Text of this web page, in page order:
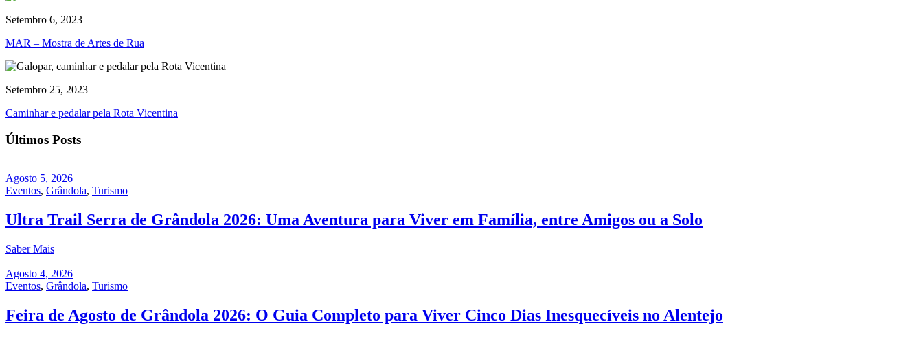
Setembro 6, 2023
MAR – Mostra de Artes de Rua
Setembro 25, 2023
Caminhar e pedalar pela Rota Vicentina
Últimos Posts
Agosto 5, 2026
Eventos, Grândola, Turismo
Ultra Trail Serra de Grândola 2026: Uma Aventura para Viver em Família, entre Amigos ou a Solo
Saber Mais
Agosto 4, 2026
Eventos, Grândola, Turismo
Feira de Agosto de Grândola 2026: O Guia Completo para Viver Cinco Dias Inesquecíveis no Alentejo